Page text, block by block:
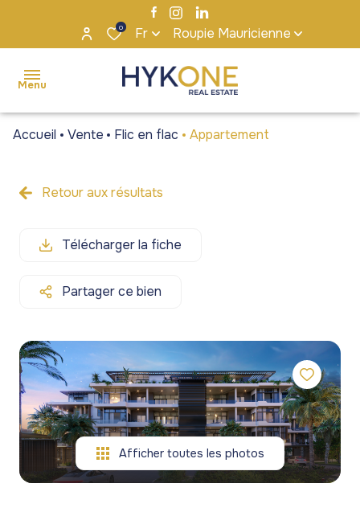
0 Fr Roupie Mauricienne
Menu
ventes
Maisons
Appartements
Bureaux et
commerces
Programmes
neufs
Viagers
Maisons
Appartements
Bureaux et
commerces
Programmes
neufs
agence
gestion
de
patrimoine
blog
contact
Accueil Vente Flic en flac Appartement
Retour aux résultats
Télécharger la fiche
Partager ce bien
Afficher toutes les photos